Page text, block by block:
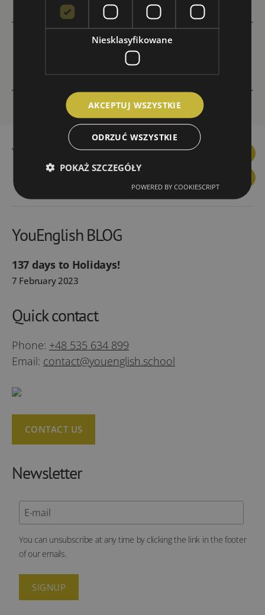
UK, LONDON WIMBLEDON (age 16+, 30+, 40+)
UK, LONDON Islington (age 20+, 24+, 30+)
YouEnglish prices
YouTube
YouEnglish BLOG
137 days to Holidays!
7 February 2023
Quick contact
Phone: +48 535 634 899
Email: contact@youenglish.school
CONTACT US
Newsletter
You can unsubscribe at any time by clicking the link in the footer
of our emails.
Niesklasyfikowane
AKCEPTUJ WSZYSTKIE
ODRZUĆ WSZYSTKIE
POKAŻ SZCZEGÓŁY
POWERED BY COOKIESCRIPT